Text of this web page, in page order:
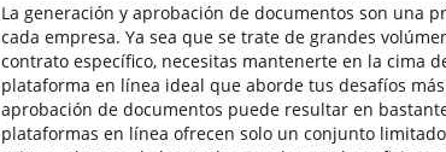
La generación y aprobación de documentos son una
cada empresa. Ya sea que se trate de grandes
contrato específico, necesitas mantenerte en la cima
plataforma en línea ideal que aborde tus desafíos
aprobación de documentos puede resultar en
plataformas en línea ofrecen solo un conjunto